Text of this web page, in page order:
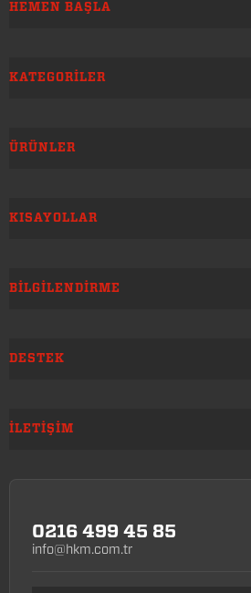
HEMEN BAŞLA
KATEGORILER
ÜRÜNLER
KISAYOLLAR
BILGILENDIRME
DESTEK
İLETIŞIM
0216 499 45 85
info@hkm.com.tr